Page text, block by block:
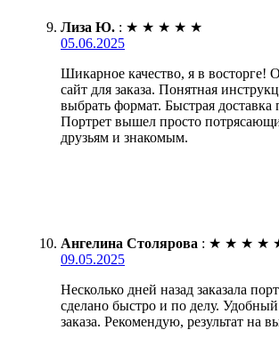
Лиза Ю. : ★ ★ ★ ★ ★
05.06.2025
Шикарное качество, я в восторге!
сайт для заказа. Понятная
выбрать формат. Быстрая доставка
Портрет вышел просто
друзьям и знакомым.
Ангелина Столярова : ★ ★ ★ ★
09.05.2025
Несколько дней назад заказала
сделано быстро и по делу.
заказа. Рекомендую, результат на